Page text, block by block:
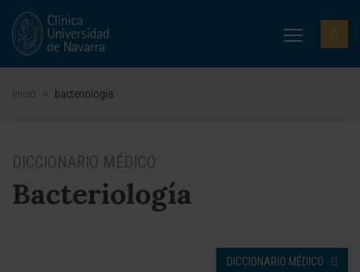
Inicio > bacteriología
DICCIONARIO MÉDICO
Bacteriología
DICCIONARIO MÉDICO